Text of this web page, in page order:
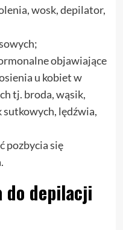
wosk, depilator,
objawiające
u kobiet w
tj. broda, wąsik,
sutkowych, lędźwia,
pozbycia się
do depilacji